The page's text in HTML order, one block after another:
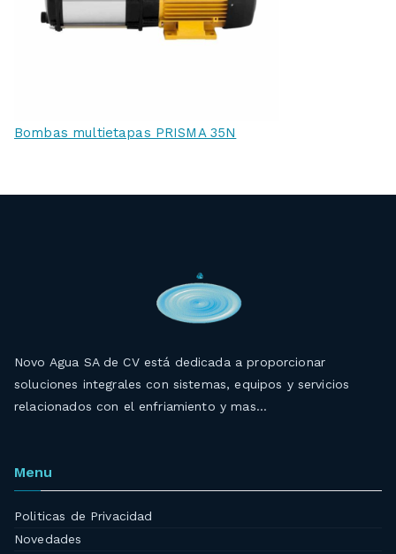
Bombas multietapas PRISMA 35N
Novo Agua SA de CV está dedicada a proporcionar
soluciones integrales con sistemas, equipos y servicios
relacionados con el enfriamiento y mas…
Menu
Politicas de Privacidad
Novedades